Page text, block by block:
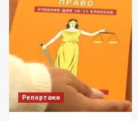
Репортажи